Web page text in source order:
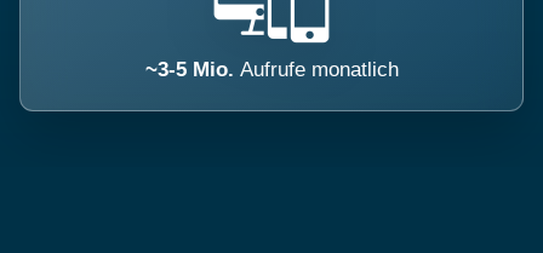
~3-5 Mio. Aufrufe monatlich